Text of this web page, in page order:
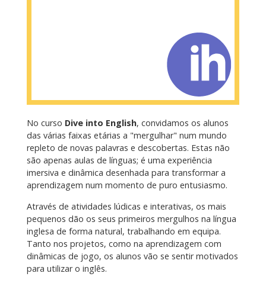
No curso Dive into English, convidamos os alunos
das várias faixas etárias a "mergulhar" num mundo
repleto de novas palavras e descobertas. Estas não
são apenas aulas de línguas; é uma experiência
imersiva e dinâmica desenhada para transformar a
aprendizagem num momento de puro entusiasmo.
Através de atividades lúdicas e interativas, os mais
pequenos dão os seus primeiros mergulhos na língua
inglesa de forma natural, trabalhando em equipa.
Tanto nos projetos, como na aprendizagem com
dinâmicas de jogo, os alunos vão se sentir motivados
para utilizar o inglês.